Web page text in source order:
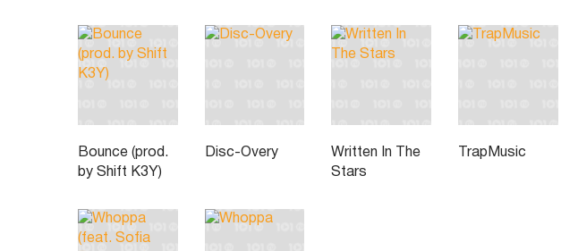
Bounce (prod.
by Shift K3Y)
Disc-Overy
Written In The
Stars
TrapMusic